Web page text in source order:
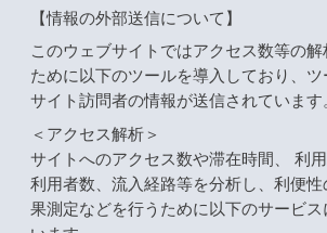
【情報の外部送信について】
このウェブサイトではアクセス数等の
ために以下のツールを導入しており、
サイト訪問者の情報が送信されています
＜アクセス解析＞
サイトへのアクセス数や滞在時間、 利
利用者数、流入経路等を分析し、利便
果測定などを行うために以下のサービス